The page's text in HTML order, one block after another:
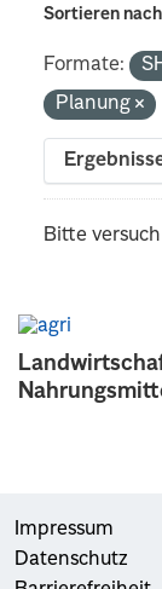
Sortieren nach
Formate:
Planung
Bitte
Impressum
Datenschutz